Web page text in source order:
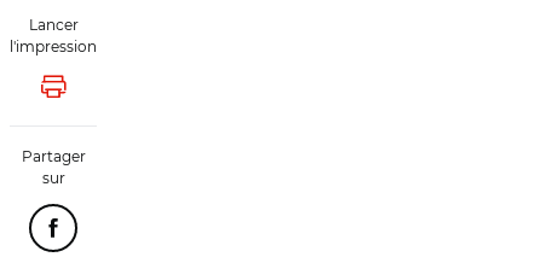
Lancer
l'impression
Lancer l'impression
Partager
sur
Partager cette page sur Facebook